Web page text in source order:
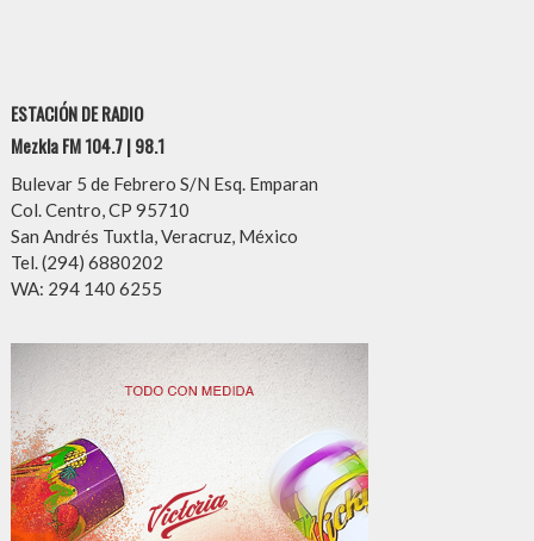
ESTACIÓN DE RADIO
Mezkla FM 104.7 | 98.1
Bulevar 5 de Febrero S/N Esq. Emparan
Col. Centro, CP 95710
San Andrés Tuxtla, Veracruz, México
Tel. (294) 6880202
WA: 294 140 6255